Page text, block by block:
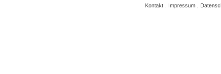
Kontakt
Impressum